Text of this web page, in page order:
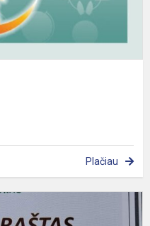
Plačiau